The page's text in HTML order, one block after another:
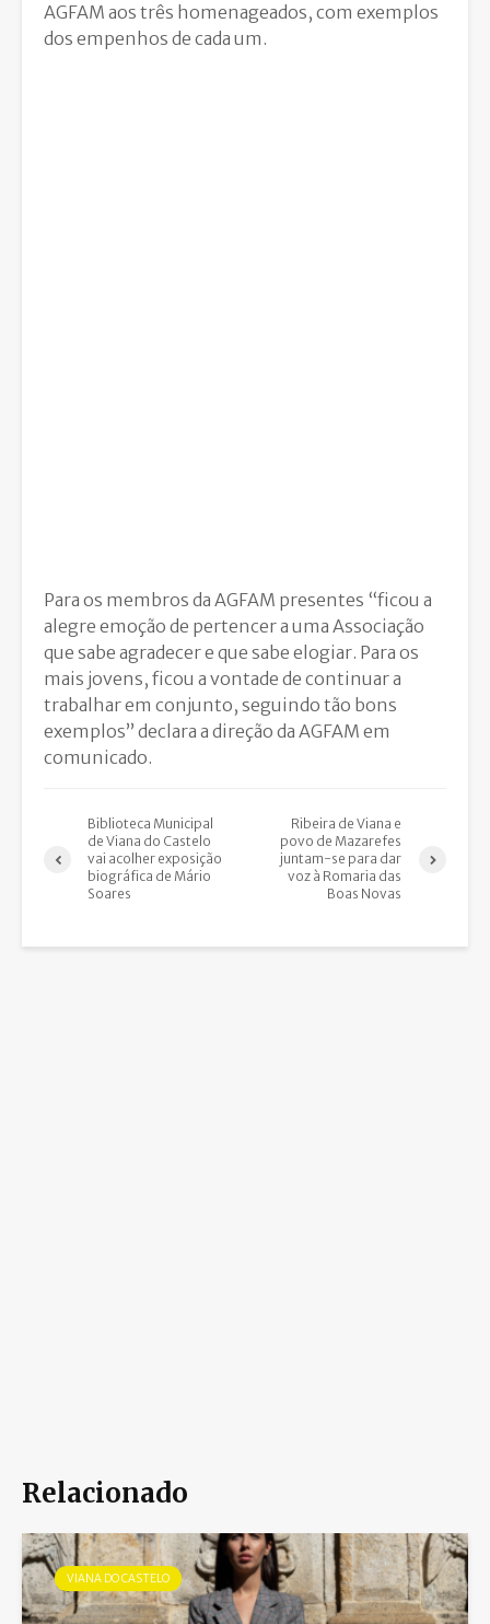
AGFAM aos três homenageados, com exemplos
dos empenhos de cada um.
Para os membros da AGFAM presentes “ficou a
alegre emoção de pertencer a uma Associação
que sabe agradecer e que sabe elogiar. Para os
mais jovens, ficou a vontade de continuar a
trabalhar em conjunto, seguindo tão bons
exemplos” declara a direção da AGFAM em
comunicado.
Biblioteca Municipal
de Viana do Castelo
vai acolher exposição
biográfica de Mário
Soares
Ribeira de Viana e
povo de Mazarefes
juntam-se para dar
voz à Romaria das
Boas Novas
Relacionado
VIANA DO CASTELO